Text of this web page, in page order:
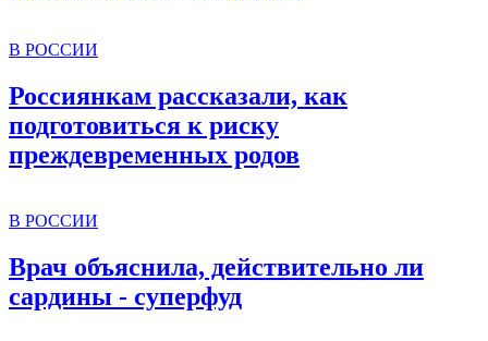
В РОССИИ
Россиянкам рассказали, как
подготовиться к риску
преждевременных родов
В РОССИИ
Врач объяснила, действительно ли
сардины - суперфуд